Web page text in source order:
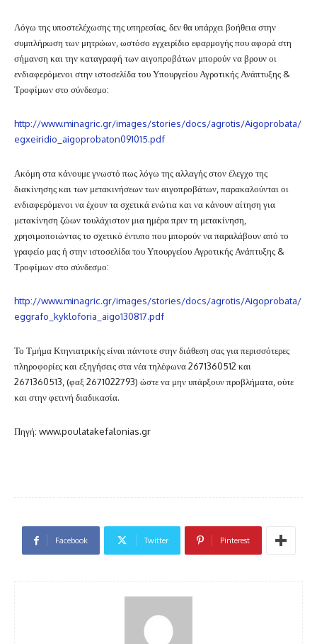
Λόγω της υποστελέχωσης της υπηρεσίας, δεν θα υπάρχει βοήθεια στην
συμπλήρωση των μητρώων, ωστόσο εγχειρίδιο εφαρμογής που αφορά στη
σήμανση και την καταγραφή των αιγοπροβάτων μπορούν να βρουν οι
ενδιαφερόμενοι στην ιστοσελίδα του Υπουργείου Αγροτικής Ανάπτυξης &
Τροφίμων στο σύνδεσμο:
http://www.minagric.gr/images/stories/docs/agrotis/Aigoprobata/
egxeiridio_aigoprobaton091015.pdf
Ακόμη στα κάνουμε γνωστό πως λόγω της αλλαγής στον έλεγχο της
διακίνησης και των μετακινήσεων των αιγοπροβάτων, παρακαλούνται οι
ενδιαφερόμενοι να έχουν τα σχετικά ενώτια και να κάνουν αίτηση για
μετακίνηση ζώων τουλάχιστον μια ημέρα πριν τη μετακίνηση,
χρησιμοποιώντας το σχετικό έντυπο που μπορούν να παραλάβουν από το
γραφείο μας ή στην ιστοσελίδα του Υπουργείου Αγροτικής Ανάπτυξης &
Τροφίμων στο σύνδεσμο:
http://www.minagric.gr/images/stories/docs/agrotis/Aigoprobata/
eggrafo_kykloforia_aigo130817.pdf
Το Τμήμα Κτηνιατρικής είναι πάντοτε στην διάθεση σας για περισσότερες
πληροφορίες και εξηγήσεις στα νέα τηλέφωνα 2671360512 και
2671360513, (φαξ 2671022793) ώστε να μην υπάρξουν προβλήματα, ούτε
και στην φετινή διαδικασία.
Πηγή: www.poulatakefalonias.gr
Facebook Twitter Pinterest